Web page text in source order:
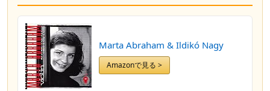
Marta Abraham & Ildikó Nagy
Amazonで見る >